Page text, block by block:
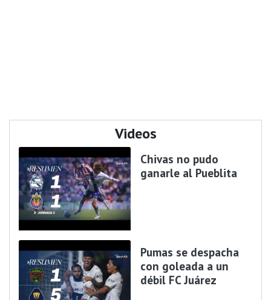
Videos
Chivas no pudo
ganarle al Pueblita
Pumas se despacha
con goleada a un
débil FC Juárez